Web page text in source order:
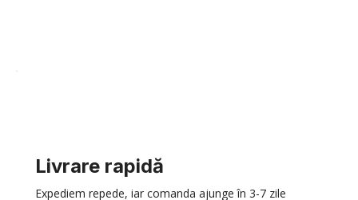
Livrare rapidă
Expediem repede, iar comanda ajunge în 3-7 zile